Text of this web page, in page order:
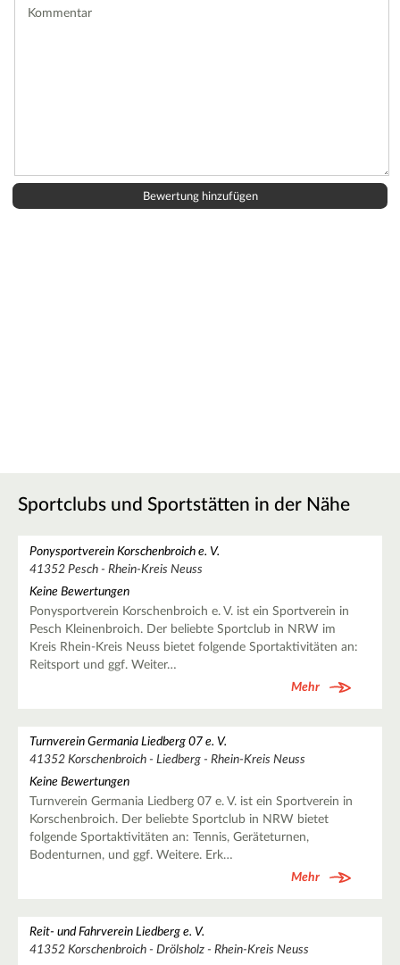
Sportclubs und Sportstätten in der Nähe
Ponysportverein Korschenbroich e. V.
41352 Pesch - Rhein-Kreis Neuss
Keine Bewertungen
Ponysportverein Korschenbroich e. V. ist ein Sportverein in
Pesch Kleinenbroich. Der beliebte Sportclub in NRW im
Kreis Rhein-Kreis Neuss bietet folgende Sportaktivitäten an:
Reitsport und ggf. Weiter…
Mehr
Turnverein Germania Liedberg 07 e. V.
41352 Korschenbroich - Liedberg - Rhein-Kreis Neuss
Keine Bewertungen
Turnverein Germania Liedberg 07 e. V. ist ein Sportverein in
Korschenbroich. Der beliebte Sportclub in NRW bietet
folgende Sportaktivitäten an: Tennis, Geräteturnen,
Bodenturnen, und ggf. Weitere. Erk…
Mehr
Reit- und Fahrverein Liedberg e. V.
41352 Korschenbroich - Drölsholz - Rhein-Kreis Neuss